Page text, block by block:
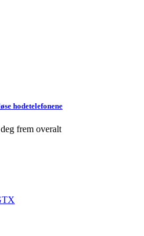
hodetelefonene
frem overalt